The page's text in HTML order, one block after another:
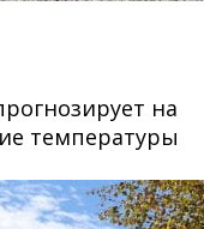
на
температуры